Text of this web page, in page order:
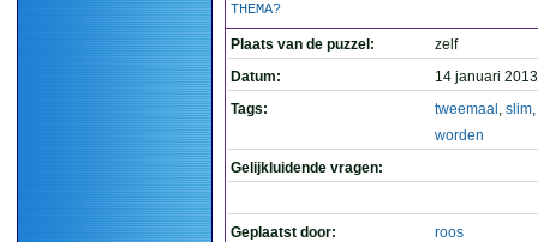
THEMA?
Plaats van de puzzel:
zelf
Datum:
14 januari
Tags:
tweemaal , slim,
worden
Gelijkluidende vragen:
Geplaatst door: roos